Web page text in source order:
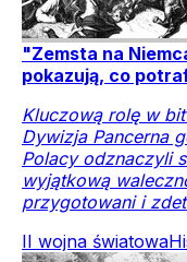
"Zemsta na
pokazują, co
Kluczową rolę w
Dywizja Pancerna
Polacy odznaczyli
wyjątkową
przygotowani i
II wojna światowa